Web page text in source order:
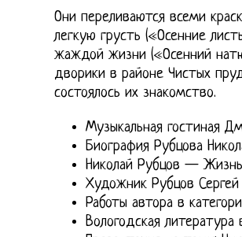
Они переливаются всеми
легкую грусть («Осенние
жаждой жизни («Осенний
дворики в районе Чистых
состоялось их знакомство.
Музыкальная гостиная
Биография Рубцова
Николай Рубцов —
Художник Рубцов
Работы автора в
Вологодская